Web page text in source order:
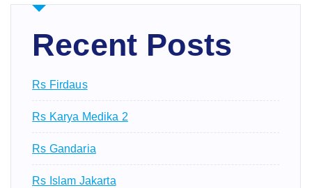
Recent Posts
Rs Firdaus
Rs Karya Medika 2
Rs Gandaria
Rs Islam Jakarta